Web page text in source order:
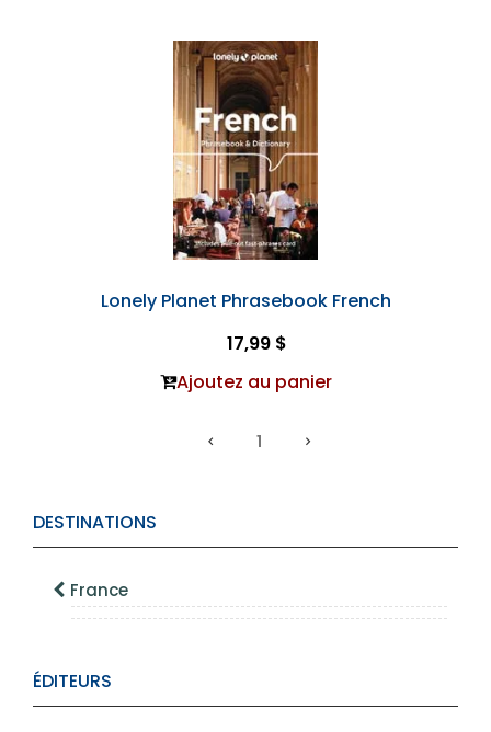
DESTINATIONS
France
ÉDITEURS
Lonely Planet Phrasebook French
17,99 $
Ajoutez au panier
1